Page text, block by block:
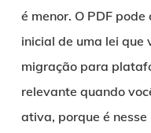
é menor. O PDF
inicial de uma lei que
migração para
relevante quando
ativa, porque é